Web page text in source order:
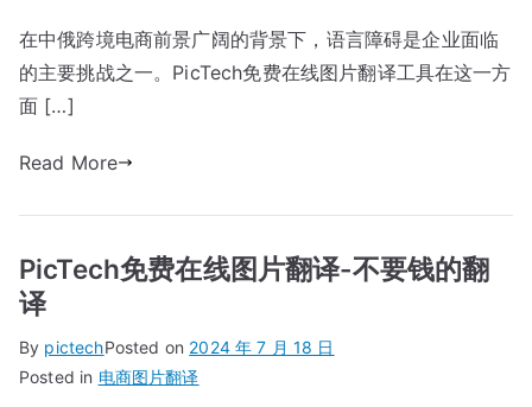
在中俄跨境电商前景广阔的背景下，语言障碍是企业面临
的主要挑战之一。PicTech免费在线图片翻译工具在这一方
面 […]
Read More
PicTech免费在线图片翻译-不要钱的翻
译
By pictechPosted on 2024 年 7 月 18 日
Posted in 电商图片翻译